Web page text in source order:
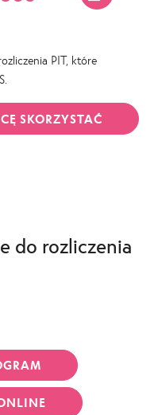
PIT, które
SKORZYSTAĆ
do rozliczenia